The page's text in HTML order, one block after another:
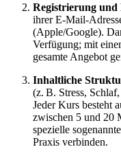
Registrierung und
ihrer E-Mail-
(Apple/Google).
Verfügung; mit
gesamte Angebot
Inhaltliche
(z. B. Stress,
Jeder Kurs besteht
zwischen 5 und 20
spezielle
Praxis verbinden.